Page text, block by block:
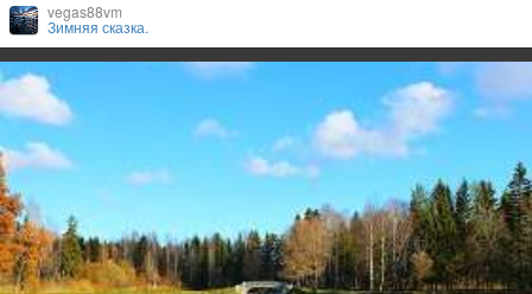
vegas88vm
Зимняя сказка.